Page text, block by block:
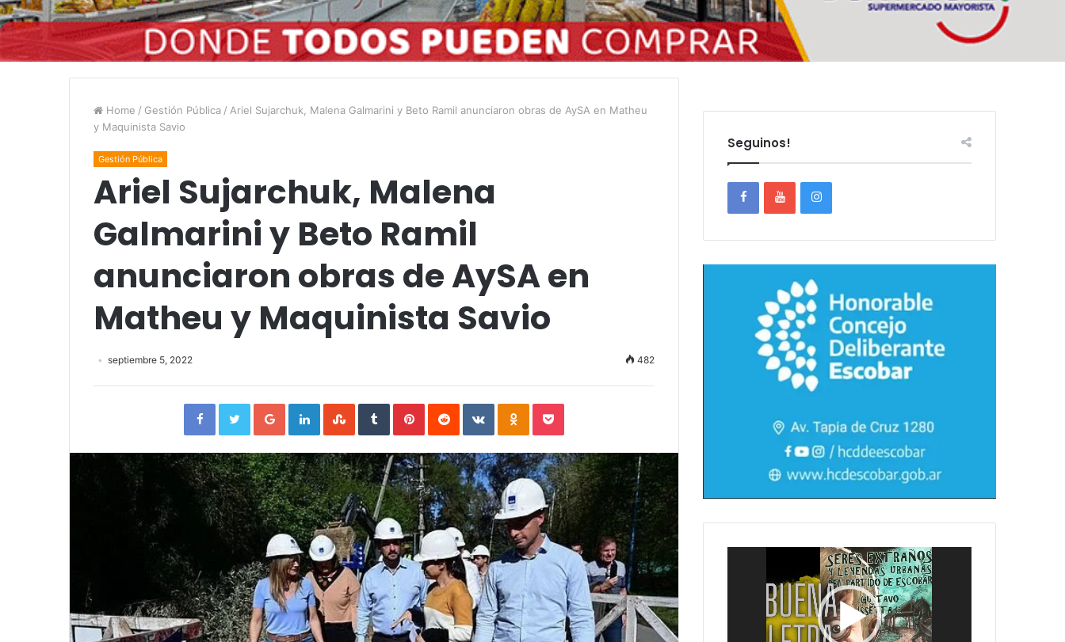
Home / Gestión Pública / Ariel Sujarchuk, Malena Galmarini y Beto Ramil anunciaron obras de AySA en Matheu
y Maquinista Savio
Gestión Pública
Ariel Sujarchuk, Malena
Galmarini y Beto Ramil
anunciaron obras de AySA en
Matheu y Maquinista Savio
septiembre 5, 2022 482
FacebookTwitterGoogle+LinkedInStumbleUpon
TumblrPinterestReddit VKontakteOdnoklassniki
Pocket
Seguinos!